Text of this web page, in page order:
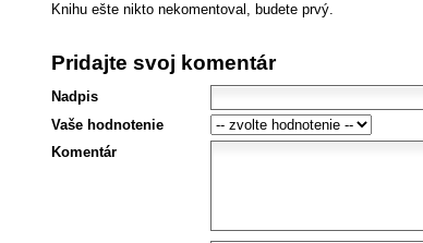
Knihu ešte nikto nekomentoval, budete prvý.
Pridajte svoj komentár
Nadpis
Vaše hodnotenie
Komentár